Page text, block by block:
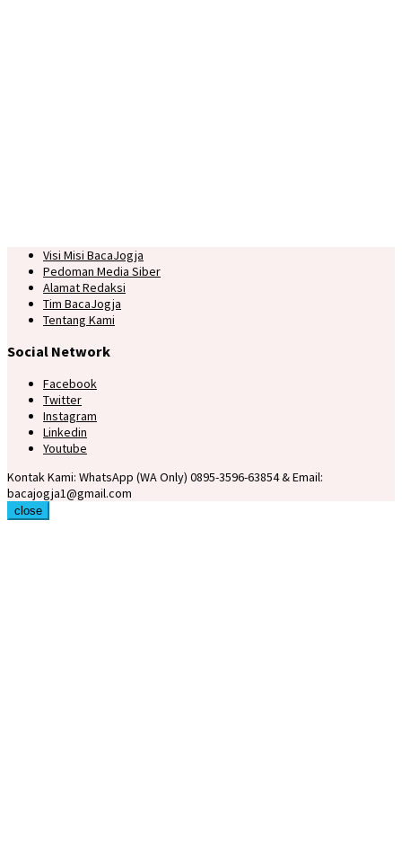
Visi Misi BacaJogja
Pedoman Media Siber
Alamat Redaksi
Tim BacaJogja
Tentang Kami
Social Network
Facebook
Twitter
Instagram
Linkedin
Youtube
Kontak Kami: WhatsApp (WA Only) 0895-3596-63854 & Email:
bacajogja1@gmail.com
close